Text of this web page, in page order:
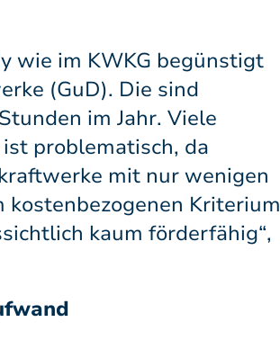
wie im KWKG begünstigt
(GuD). Die sind
im Jahr. Viele
problematisch, da
mit nur wenigen
Kriterium
kaum förderfähig“,